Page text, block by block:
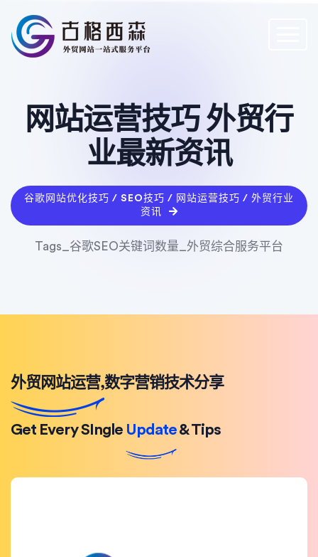
网站运营技巧 外贸行
业最新资讯
谷歌网站优化技巧 / SEO技巧 / 网站运营技巧 / 外贸行业
资讯
Tags_谷歌SEO关键词数量_外贸综合服务平台
外贸网站运营,数字营销技术分享
Get Every SIngle Update& Tips